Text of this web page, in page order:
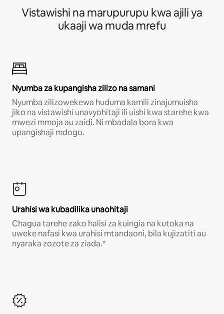
Vistawishi na marupurupu kwa ajili ya
ukaaji wa muda mrefu
Nyumba za kupangisha zilizo na samani
Nyumba zilizowekewa huduma kamili zinajumuisha
jiko na vistawishi unavyohitaji ili uishi kwa starehe kwa
mwezi mmoja au zaidi. Ni mbadala bora kwa
upangishaji mdogo.
Urahisi wa kubadilika unaohitaji
Chagua tarehe zako halisi za kuingia na kutoka na
uweke nafasi kwa urahisi mtandaoni, bila kujizatiti au
nyaraka zozote za ziada.*